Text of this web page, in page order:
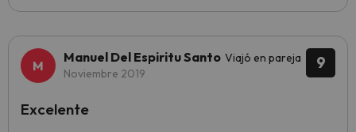
9
Manuel Del Espiritu Santo Viajó en pareja
Noviembre 2019
Excelente